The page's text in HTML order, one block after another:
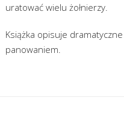
uratować wielu żołnierzy.
Książka opisuje
panowaniem.